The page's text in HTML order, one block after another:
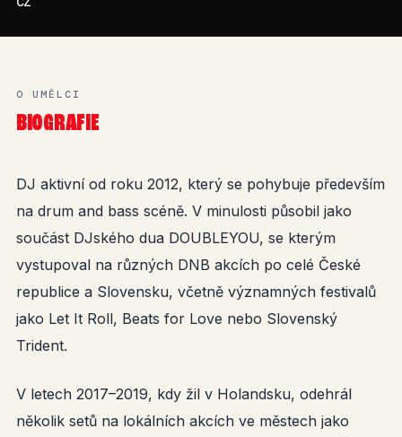
O UMĚLCI
BIOGRAFIE
DJ aktivní od roku 2012, který se pohybuje především
na drum and bass scéně. V minulosti působil jako
součást DJského dua DOUBLEYOU, se kterým
vystupoval na různých DNB akcích po celé České
republice a Slovensku, včetně významných festivalů
jako Let It Roll, Beats for Love nebo Slovenský
Trident.
V letech 2017–2019, kdy žil v Holandsku, odehrál
několik setů na lokálních akcích ve městech jako